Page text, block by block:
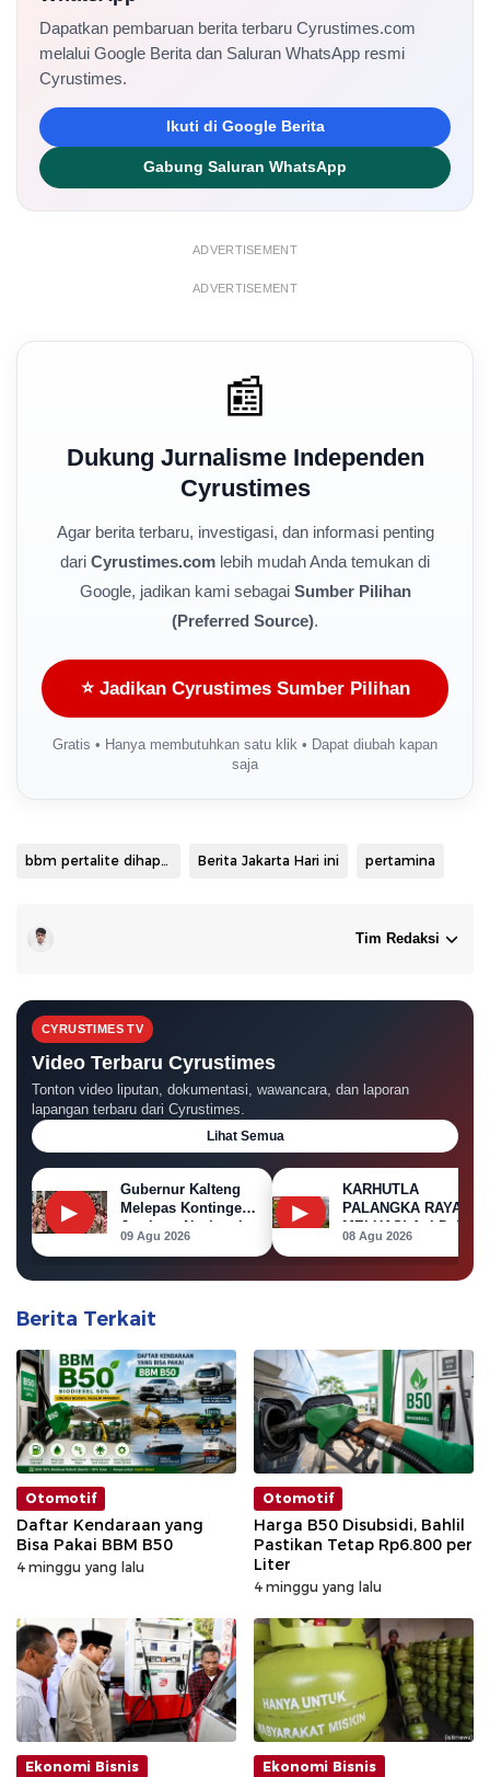
Dapatkan pembaruan berita terbaru Cyrustimes.com
melalui Google Berita dan Saluran WhatsApp resmi
Cyrustimes.
Ikuti di Google Berita
Gabung Saluran WhatsApp
ADVERTISEMENT
ADVERTISEMENT
📰
Dukung Jurnalisme Independen
Cyrustimes
Agar berita terbaru, investigasi, dan informasi penting
dari Cyrustimes.com lebih mudah Anda temukan di
Google, jadikan kami sebagai Sumber Pilihan
(Preferred Source).
⭐ Jadikan Cyrustimes Sumber Pilihan
Gratis • Hanya membutuhkan satu klik • Dapat diubah kapan
saja
bbm pertalite dihapus Berita Jakarta Hari ini pertamina
Tim Redaksi
CYRUSTIMES TV
Video Terbaru Cyrustimes
Tonton video liputan, dokumentasi, wawancara, dan laporan
lapangan terbaru dari Cyrustimes.
Lihat Semua
▶
Gubernur Kalteng
Melepas Kontingen
Jambore Nasional
XII 2026
09 Agu 2026
▶
KARHUTLA
PALANGKA RAYA
MELUAS! Api Dekati
Permukiman, Rumah
di Jalan Kalibata
Terbakar
08 Agu 2026
Berita Terkait
Otomotif
Daftar Kendaraan yang
Bisa Pakai BBM B50
4 minggu yang lalu
Otomotif
Harga B50 Disubsidi, Bahlil
Pastikan Tetap Rp6.800 per
Liter
4 minggu yang lalu
Ekonomi Bisnis Ekonomi Bisnis